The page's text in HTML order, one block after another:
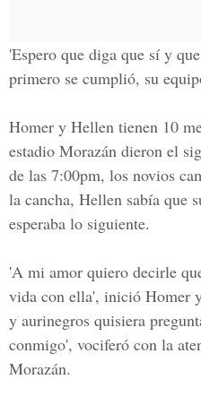
'Espero que diga que sí y
primero se cumplió, su
Homer y Hellen tienen 10
estadio Morazán dieron el
de las 7:00pm, los novios
la cancha, Hellen sabía que
esperaba lo siguiente.
'A mi amor quiero decirle
vida con ella', inició Homer
y aurinegros quisiera
conmigo', vociferó con la
Morazán.